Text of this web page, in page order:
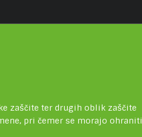
zaščite ter drugih oblik zaščite
pri čemer se morajo ohraniti